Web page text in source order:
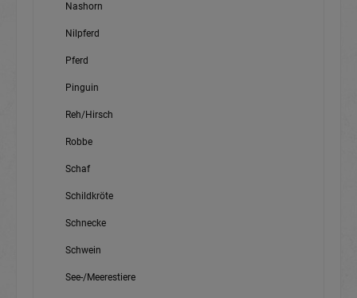
Nashorn
Nilpferd
Pferd
Pinguin
Reh/Hirsch
Robbe
Schaf
Schildkröte
Schnecke
Schwein
See-/Meerestiere